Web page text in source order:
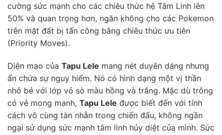
cường sức mạnh cho các chiêu thức hệ Tâm Linh lên
50% và quan trọng hơn, ngăn không cho các Pokemon
trên mặt đất bị tấn công bằng chiêu thức ưu tiên
(Priority Moves).
Diện mạo của Tapu Lele mang nét duyên dáng nhưng
ẩn chứa sự nguy hiểm. Nó có hình dạng một vị thần
nhỏ bé với lớp vỏ sò màu hồng và trắng. Mặc dù trông
có vẻ mong manh, Tapu Lele được biết đến với tính
cách vô cùng tàn nhẫn trong chiến đấu, không ngần
ngại sử dụng sức mạnh tâm linh hủy diệt của mình. Sức